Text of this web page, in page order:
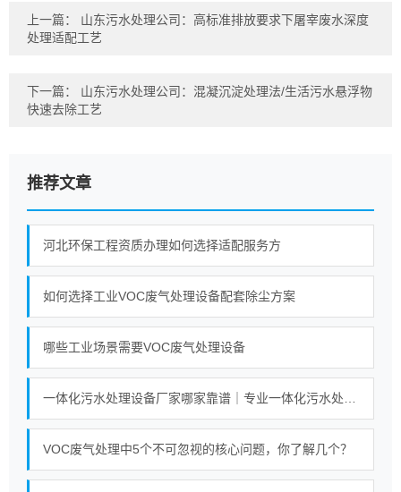
上一篇： 山东污水处理公司：高标准排放要求下屠宰废水深度
处理适配工艺
下一篇： 山东污水处理公司：混凝沉淀处理法/生活污水悬浮物
快速去除工艺
推荐文章
河北环保工程资质办理如何选择适配服务方
如何选择工业VOC废气处理设备配套除尘方案
哪些工业场景需要VOC废气处理设备
VOC废气处理中5个不可忽视的核心问题，你了解几个？